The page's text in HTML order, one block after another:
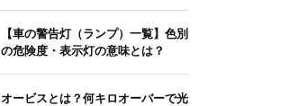
【車の警告灯（ランプ）一覧】色別
の危険度・表示灯の意味とは？
オービスとは？何キロオーバーで光